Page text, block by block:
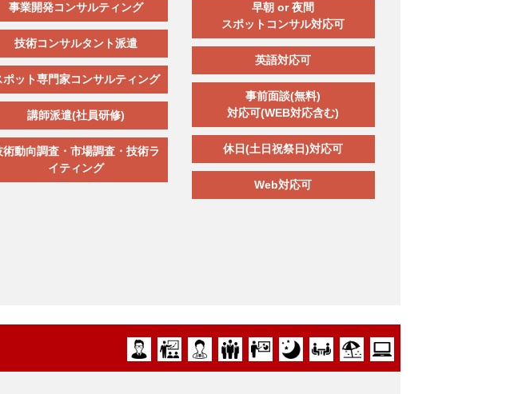
事業開発コンサルティング
技術コンサルタント派遣
ポット専門家コンサルティング
講師派遣(社員研修)
術動向調査・市場調査・技術ラ
イティング
早朝 or 夜間
スポットコンサル対応可
英語対応可
事前面談(無料)
対応可(WEB対応含む)
休日(土日祝祭日)対応可
Web対応可